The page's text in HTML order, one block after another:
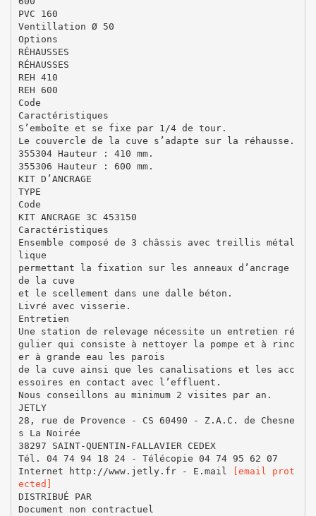
PVC 160
Ventillation Ø 50
Options
RÉHAUSSES
RÉHAUSSES
REH 410
REH 600
Code
Caractéristiques
S’emboîte et se fixe par 1/4 de tour.
Le couvercle de la cuve s’adapte sur la réhausse.
355304 Hauteur : 410 mm.
355306 Hauteur : 600 mm.
KIT D’ANCRAGE
TYPE
Code
KIT ANCRAGE 3C 453150
Caractéristiques
Ensemble composé de 3 châssis avec treillis métal
lique
permettant la fixation sur les anneaux d’ancrage
de la cuve
et le scellement dans une dalle béton.
Livré avec visserie.
Entretien
Une station de relevage nécessite un entretien ré
gulier qui consiste à nettoyer la pompe et à rinc
er à grande eau les parois
de la cuve ainsi que les canalisations et les acc
essoires en contact avec l’effluent.
Nous conseillons au minimum 2 visites par an.
JETLY
28, rue de Provence - CS 60490 - Z.A.C. de Chesne
s La Noirée
38297 SAINT-QUENTIN-FALLAVIER CEDEX
Tél. 04 74 94 18 24 - Télécopie 04 74 95 62 07
Internet http://www.jetly.fr - E.mail
[email prot
ected]
DISTRIBUÉ PAR
Document non contractuel